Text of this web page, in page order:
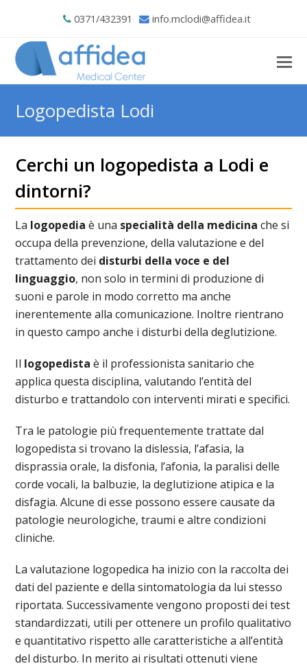
0371/432391 info.mclodi@affidea.it
Logopedista Lodi
Cerchi un logopedista a Lodi e
dintorni?
La logopedia è una specialità della medicina che si
occupa della prevenzione, della valutazione e del
trattamento dei disturbi della voce e del
linguaggio, non solo in termini di produzione di
suoni e parole in modo corretto ma anche
inerentemente alla comunicazione. Inoltre rientrano
in questo campo anche i disturbi della deglutizione.
Il logopedista è il professionista sanitario che
applica questa disciplina, valutando l’entità del
disturbo e trattandolo con interventi mirati e specifici.
Tra le patologie più frequentemente trattate dal
logopedista si trovano la dislessia, l’afasia, la
disprassia orale, la disfonia, l’afonia, la paralisi delle
corde vocali, la balbuzie, la deglutizione atipica e la
disfagia. Alcune di esse possono essere causate da
patologie neurologiche, traumi e altre condizioni
cliniche.
La valutazione logopedica ha inizio con la raccolta dei
dati del paziente e della sintomatologia da lui stesso
riportata. Successivamente vengono proposti dei test
standardizzati, utili per ottenere un profilo qualitativo
e quantitativo rispetto alle caratteristiche a all’entità
del disturbo. In merito ai risultati ottenuti viene